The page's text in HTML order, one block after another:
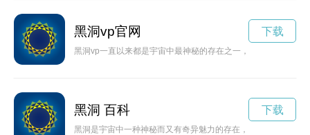
黑洞vp官网
黑洞vp一直以来都是宇宙中最神秘的存在之一，其强大的引力
下载
黑洞 百科
黑洞是宇宙中一种神秘而又有奇异魅力的存在，无法直接观测
下载